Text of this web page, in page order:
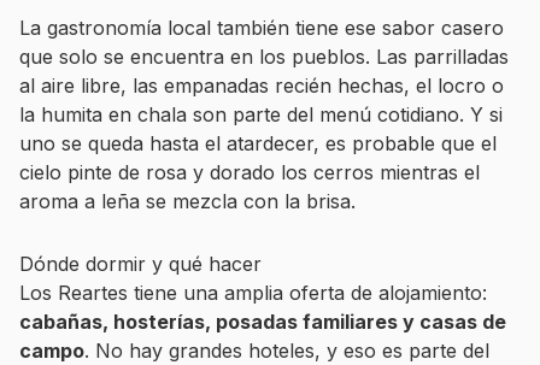
La gastronomía local también tiene ese sabor casero
que solo se encuentra en los pueblos. Las parrilladas
al aire libre, las empanadas recién hechas, el locro o
la humita en chala son parte del menú cotidiano. Y si
uno se queda hasta el atardecer, es probable que el
cielo pinte de rosa y dorado los cerros mientras el
aroma a leña se mezcla con la brisa.
Dónde dormir y qué hacer
Los Reartes tiene una amplia oferta de alojamiento:
cabañas, hosterías, posadas familiares y casas de
campo. No hay grandes hoteles, y eso es parte del